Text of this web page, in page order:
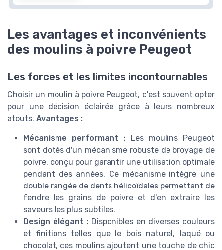
Les avantages et inconvénients
des moulins à poivre Peugeot
Les forces et les limites incontournables
Choisir un moulin à poivre Peugeot, c'est souvent opter
pour une décision éclairée grâce à leurs nombreux
atouts. Avantages :
Mécanisme performant : Les moulins Peugeot
sont dotés d'un mécanisme robuste de broyage de
poivre, conçu pour garantir une utilisation optimale
pendant des années. Ce mécanisme intègre une
double rangée de dents hélicoïdales permettant de
fendre les grains de poivre et d'en extraire les
saveurs les plus subtiles.
Design élégant : Disponibles en diverses couleurs
et finitions telles que le bois naturel, laqué ou
chocolat, ces moulins ajoutent une touche de chic